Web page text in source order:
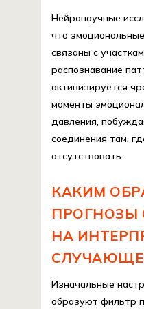
Нейронаучные
что
связаны с
распознавание
активизируется
моменты
давления,
соединения там,
отсутствовать.
КАКИМ
ПРОГНОЗЫ
НА
Изначальные
образуют фильтр